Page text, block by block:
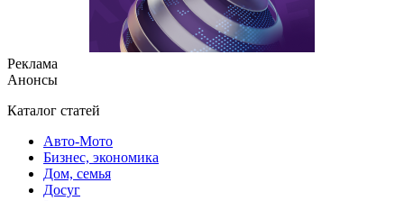
Реклама
Анонсы
Каталог статей
Авто-Мото
Бизнес, экономика
Дом, семья
Досуг